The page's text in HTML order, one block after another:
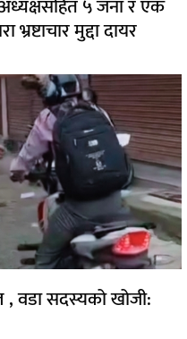
५ जना र एक
भ्रष्टाचार मुद्दा दायर
, वडा सदस्यको खोजी: